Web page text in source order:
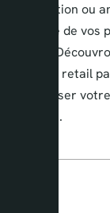
distribution ou
en place de
retard.
mobilier retail
d’optimiser
impartis.